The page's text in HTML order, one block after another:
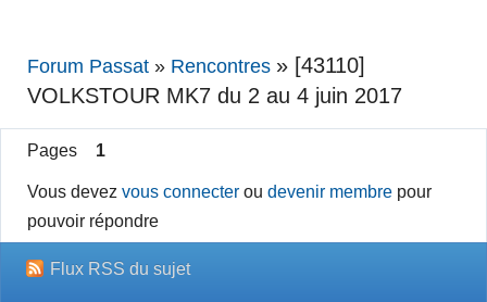
Forum Passat » Rencontres » [43110]
VOLKSTOUR MK7 du 2 au 4 juin 2017
Pages 1
Vous devezvous connecter oudevenir membre pour
pouvoir répondre
Flux RSS du sujet